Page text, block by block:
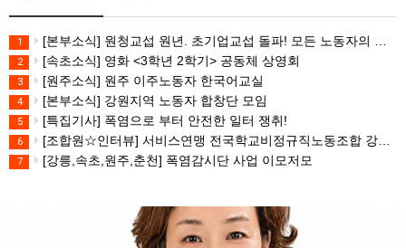
1 [본부소식] 원청교섭 원년. 초기업교섭 돌파! 모든 노동자의 노동기본권 쟁취! 민주노총 7.15 총파업대회
2 [속초소식] 영화 <3학년 2학기> 공동체 상영회
3 [원주소식] 원주 이주노동자 한국어교실
4 [본부소식] 강원지역 노동자 합창단 모임
5 [특집기사] 폭염으로 부터 안전한 일터 쟁취!
6 [조합원☆인터뷰] 서비스연맹 전국학교비정규직노동조합 강원지부 김유미 춘천지회장
7 [강릉,속초,원주,춘천] 폭염감시단 사업 이모저모